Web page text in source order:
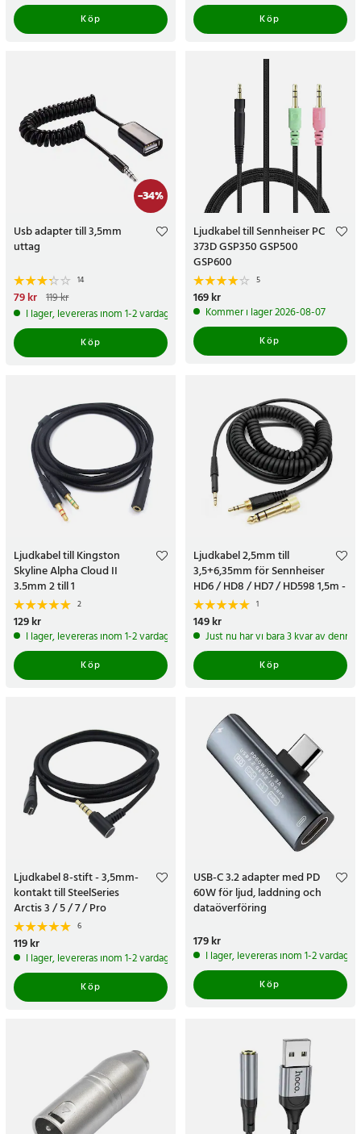
Köp
Köp
-34%
Usb adapter till 3,5mm
uttag
14
Nuvarande pris
pris:119 kr
79 kr 119 kr
I lager, levereras inom 1-2 vardagar
Köp
Ljudkabel till Sennheiser PC
373D GSP350 GSP500
GSP600
5
Pris:169 kr
169 kr
Kommer i lager 2026-08-07
Köp
Ljudkabel till Kingston
Skyline Alpha Cloud II
3.5mm 2 till 1
2
Pris:129 kr
129 kr
I lager, levereras inom 1-2 vardagar
Köp
Ljudkabel 2,5mm till
3,5+6,35mm för Sennheiser
HD6 / HD8 / HD7 / HD598 1,5m -
Svart
1
Pris:149 kr
149 kr
Just nu har vi bara 3 kvar av denna
Köp
Ljudkabel 8-stift - 3,5mm-
kontakt till SteelSeries
Arctis 3 / 5 / 7 / Pro
6
Pris:119 kr
119 kr
I lager, levereras inom 1-2 vardagar
Köp
USB-C 3.2 adapter med PD
60W för ljud, laddning och
dataöverföring
Pris:179 kr
179 kr
I lager, levereras inom 1-2 vardagar
Köp